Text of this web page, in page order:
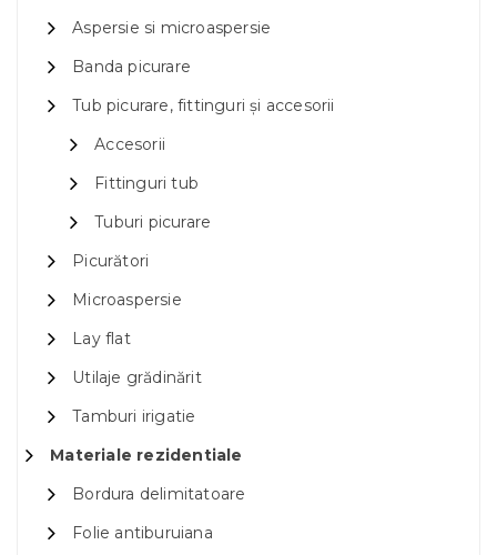
Aspersie si microaspersie
Banda picurare
Tub picurare, fittinguri și accesorii
Accesorii
Fittinguri tub
Tuburi picurare
Picurători
Microaspersie
Lay flat
Utilaje grădinărit
Tamburi irigatie
Materiale rezidentiale
Bordura delimitatoare
Folie antiburuiana